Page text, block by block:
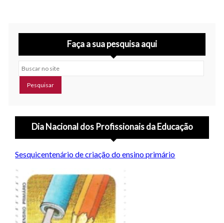
Faça a sua pesquisa aqui
Buscar no site
Dia Nacional dos Profissionais da Educação
Sesquicentenário de criação do ensino primário